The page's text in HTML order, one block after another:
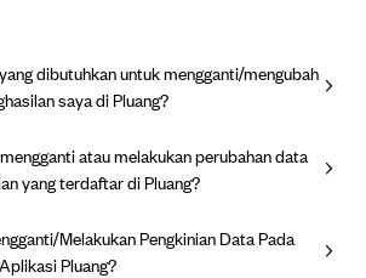
dibutuhkan untuk mengganti/mengubah
saya di Pluang?
atau melakukan perubahan data
yang terdaftar di Pluang?
Melakukan Pengkinian Data Pada
Pluang?